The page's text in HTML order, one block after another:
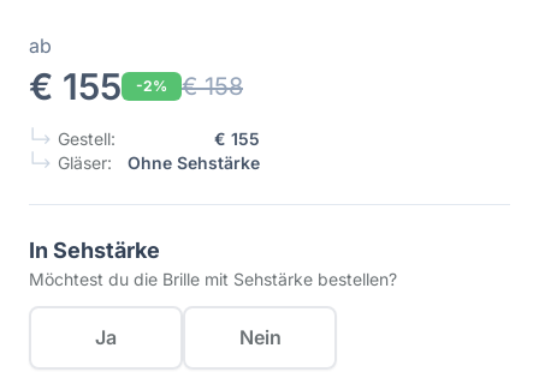
ab
€ 155 -2% € 158
Gestell:
€ 155
Gläser:
Ohne Sehstärke
In Sehstärke
Möchtest du die Brille mit Sehstärke bestellen?
Ja Nein